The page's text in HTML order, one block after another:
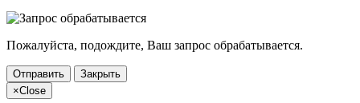
Пожалуйста, подождите, Ваш запрос обрабатывается.
Отправить
Закрыть
×Close